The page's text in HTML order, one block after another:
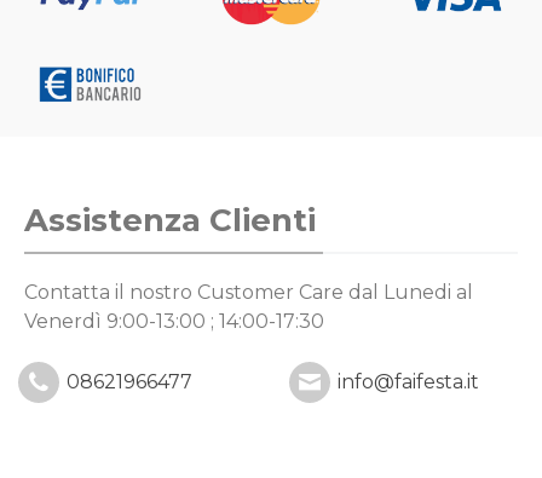
Assistenza Clienti
Contatta il nostro Customer Care dal Lunedi al
Venerdì 9:00-13:00 ; 14:00-17:30
08621966477 info@faifesta.it